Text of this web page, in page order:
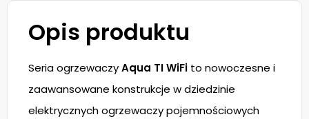
Opis produktu
Seria ogrzewaczyAqua TI WiFi to nowoczesne i
zaawansowane konstrukcje w dziedzinie
elektrycznych ogrzewaczy pojemnościowych